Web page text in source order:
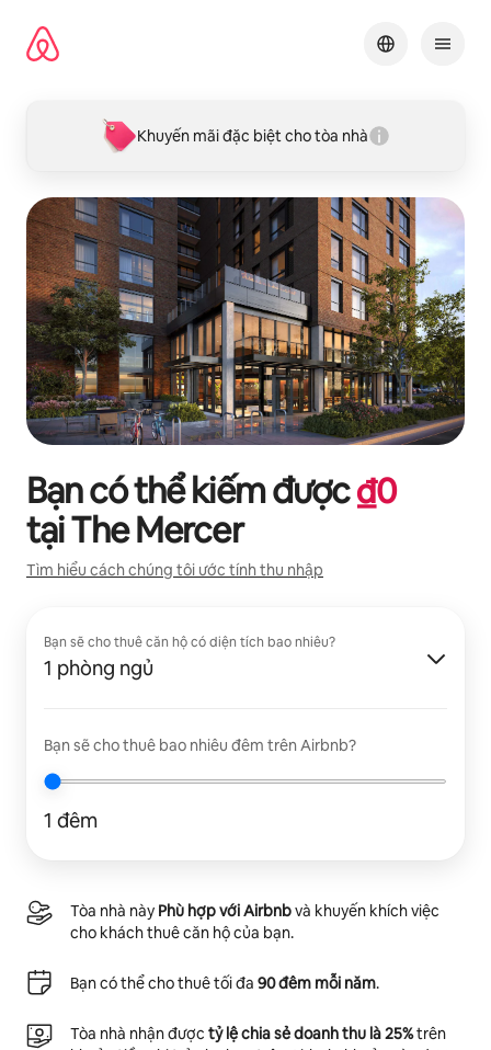
Khuyến mãi đặc biệt cho tòa nhà
Bạn có thể kiếm được₫0
tạiThe Mercer
Tìm hiểu cách chúng tôi ước tính thu nhập
Bạn sẽ cho thuê căn hộ có diện tích bao nhiêu?
1 phòng ngủ
Bạn sẽ cho thuê bao nhiêu đêm trên Airbnb?
1 đêm
Tòa nhà này Phù hợp với Airbnbvà khuyến khích việc
cho khách thuê căn hộ của bạn.
Bạn có thể cho thuê tối đa 90 đêm mỗi năm.
Tòa nhà nhận được tỷ lệ chia sẻ doanh thu là 25%trên